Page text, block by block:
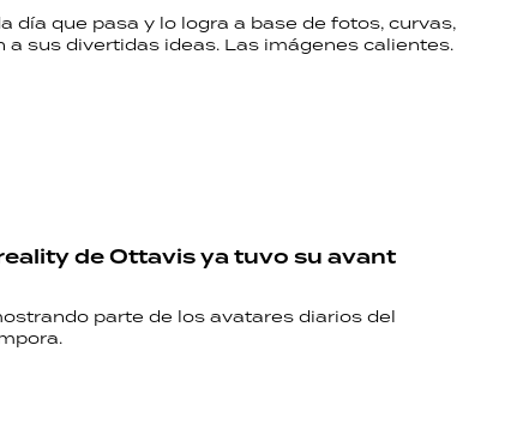
día que pasa y lo logra a base de fotos, curvas,
sus divertidas ideas. Las imágenes calientes.
de Ottavis ya tuvo su avant
parte de los avatares diarios del
Seguinos